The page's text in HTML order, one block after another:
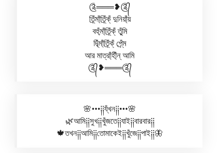
༊═══❥༊᭄
ত্রি্ঁমা্ঁত্রি্ঁক্ঁ দুনিয়া্ঁয়
বহু্ঁমা্ঁত্রি্ঁক্ঁ তু্ঁমি
দ্বি্ঁমা্ঁত্রি্ঁক্ঁ প্রে্ঁম
আর মাত্রা্ঁহী্ঁন্ আমি
༊᭄❥═══༊᭄
🌸•••༐༐য্ঁখন༐༐•••🌸
🌿আমি༐༐সুখ༐༐খুঁজতে༐༐যাই༐༐বারবার༐༐
🍁তখন༐༐আমি༐༐তোমাকেই༐༐খুঁজে༐༐পাই༐༐🦋